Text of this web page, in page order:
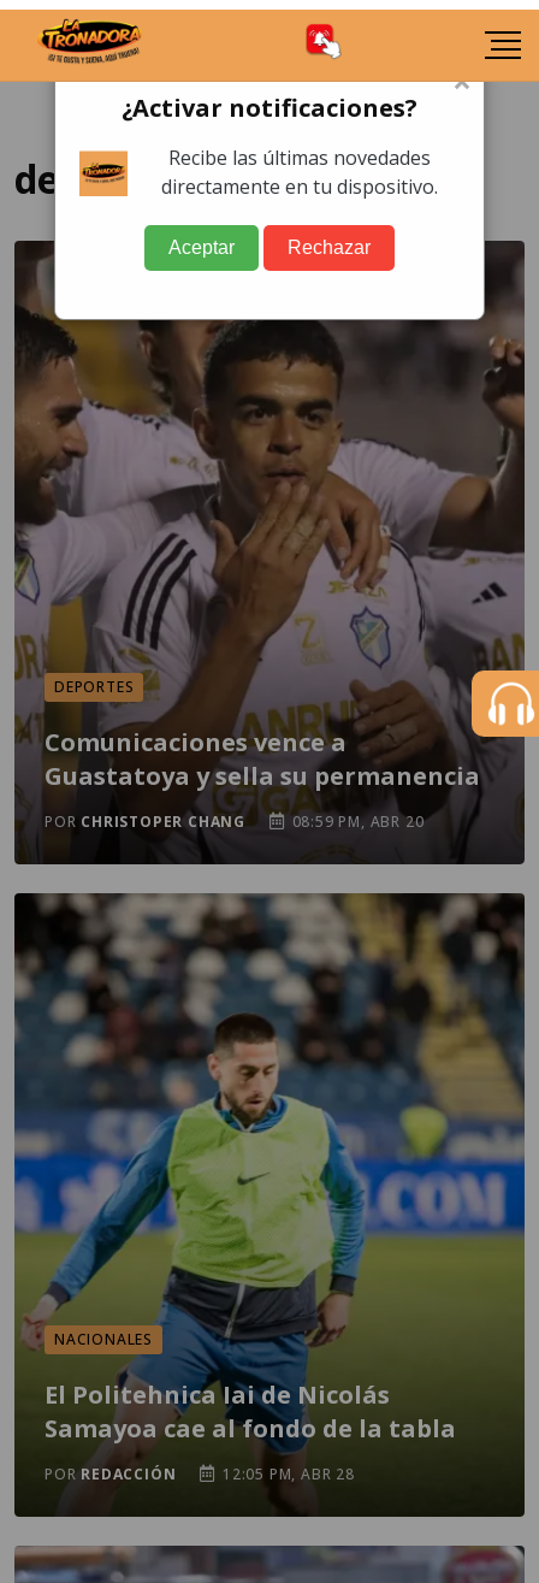
descenso
DEPORTES
Comunicaciones vence a
Guastatoya y sella su permanencia
POR CHRISTOPER CHANG 08:59 PM, ABR 20
NACIONALES
El Politehnica Iai de Nicolás
Samayoa cae al fondo de la tabla
POR REDACCIÓN 12:05 PM, ABR 28
×
¿Activar notificaciones?
Recibe las últimas novedades
directamente en tu dispositivo.
Aceptar Rechazar